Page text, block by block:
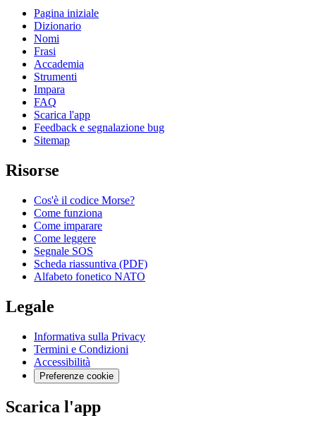
Pagina iniziale
Dizionario
Nomi
Frasi
Accademia
Strumenti
Impara
FAQ
Scarica l'app
Feedback e segnalazione bug
Sitemap
Risorse
Cos'è il codice Morse?
Come funziona
Come imparare
Come leggere
Segnale SOS
Scheda riassuntiva (PDF)
Alfabeto fonetico NATO
Legale
Informativa sulla Privacy
Termini e Condizioni
Accessibilità
Preferenze cookie
Scarica l'app